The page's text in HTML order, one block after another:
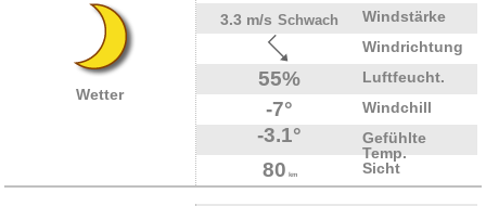
Wetter
3.3 m/s Schwach
Windstärke
Windrichtung
55% Luftfeucht.
-7° Windchill
-3.1°
Gefühlte
Temp.
80 km Sicht